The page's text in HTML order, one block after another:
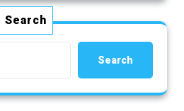
Search
Search